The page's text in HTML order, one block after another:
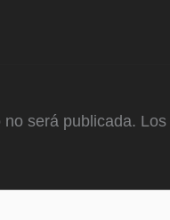
será publicada.